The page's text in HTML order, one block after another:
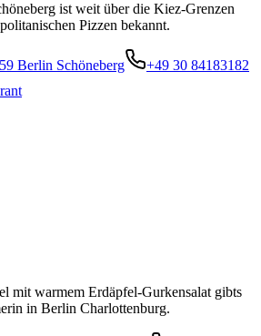
ist weit über die Kiez-Grenzen
Pizzen bekannt.
Berlin Schöneberg
+49 30 84183182
mit warmem Erdäpfel-Gurkensalat gibts
in Berlin Charlottenburg.